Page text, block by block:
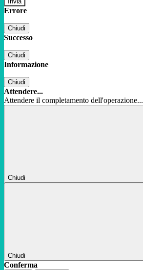
Errore
Chiudi
Successo
Chiudi
Informazione
Chiudi
Attendere...
Attendere il completamento dell'operazione...
Chiudi
Chiudi
Conferma